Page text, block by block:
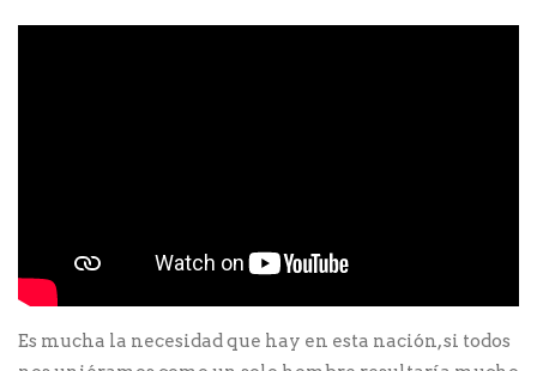
Es mucha la necesidad que hay en esta nación, si todos